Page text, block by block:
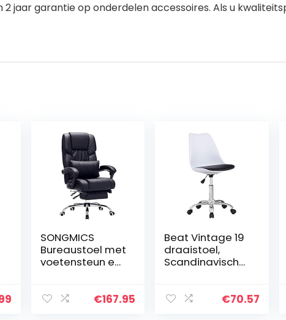
jaar garantie op onderdelen accessoires. Als u
SONGMICS
Bureaustoel met
voetensteun en
zwart, 67 x 66 x
€167.95
Beat Vintage 19
draaistoel,
Scandinavische
jeugdtafel, met
€70.57